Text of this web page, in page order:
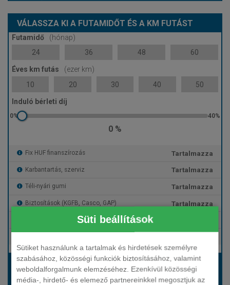
Süti beállítások
Sütiket használunk a tartalmak és hirdetések személyre
szabásához, közösségi funkciók biztosításához, valamint
weboldalforgalmunk elemzéséhez. Ezenkívül közösségi
média-, hirdető- és elemező partnereinkkel megosztjuk az
VÁLASSZA KI A FUTAMIDŐT ÉS A KM FUTÁST
Futamidő
(hónap)
24
36 48 60
Éves km futás
(ezer km)
10
20 30 40 50
Induló bérleti díj
0 %
Fix HUF finanszírozás Tartalmazza
Karbantartás, szerviz Tartalmazza
Téli-nyári gumi Tartalmazza
Biztosítások (KGFB, Casco, GAP) Tartalmazza
Gépjármű- és cégautóadó
Bérleti díj:
Hívjon bennünket!